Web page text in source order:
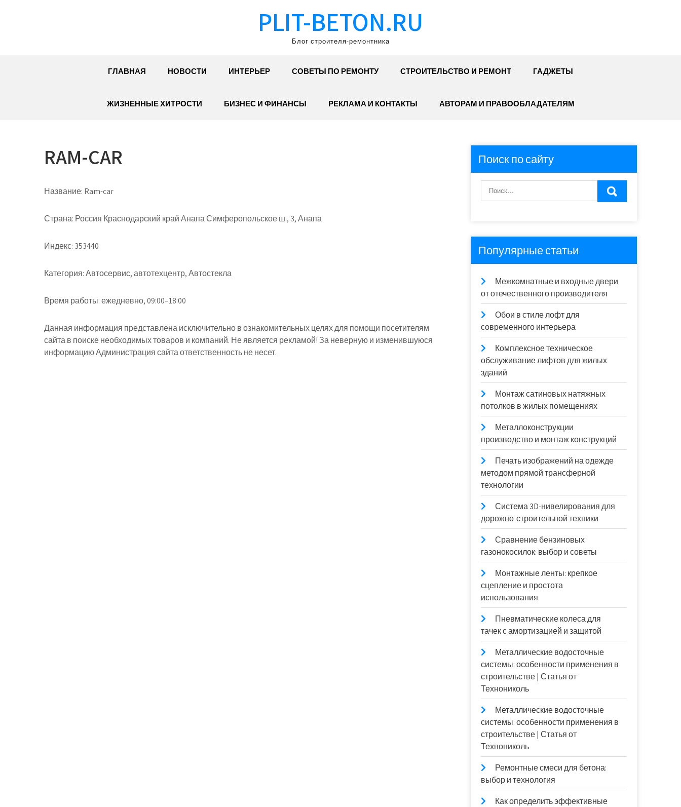
PLIT-BETON.RU
Блог строителя-ремонтника
ГЛАВНАЯ НОВОСТИ ИНТЕРЬЕР СОВЕТЫ ПО РЕМОНТУ СТРОИТЕЛЬСТВО И РЕМОНТ ГАДЖЕТЫ
ЖИЗНЕННЫЕ ХИТРОСТИ БИЗНЕС И ФИНАНСЫ РЕКЛАМА И КОНТАКТЫ АВТОРАМ И ПРАВООБЛАДАТЕЛЯМ
RAM-CAR
Название: Ram-car
Страна: Россия Краснодарский край Анапа Симферопольское ш., 3, Анапа
Индекс: 353440
Категория:Автосервис, автотехцентр, Автостекла
Время работы:ежедневно, 09:00–18:00
Данная информация представлена исключительно в ознакомительных целях для помощи посетителям
сайта в поиске необходимых товаров и компаний. Не является рекламой! За неверную и изменившуюся
информацию Администрация сайта ответственность не несет.
Поиск по сайту
Популярные статьи
Межкомнатные и входные двери
от отечественного производителя
Обои в стиле лофт для
современного интерьера
Комплексное техническое
обслуживание лифтов для жилых
зданий
Монтаж сатиновых натяжных
потолков в жилых помещениях
Металлоконструкции
производство и монтаж конструкций
Печать изображений на одежде
методом прямой трансферной
технологии
Система 3D-нивелирования для
дорожно-строительной техники
Сравнение бензиновых
газонокосилок: выбор и советы
Монтажные ленты: крепкое
сцепление и простота
использования
Пневматические колеса для
тачек с амортизацией и защитой
Металлические водосточные
системы: особенности применения в
строительстве | Статья от
Технониколь
Металлические водосточные
системы: особенности применения в
строительстве | Статья от
Технониколь
Ремонтные смеси для бетона:
выбор и технология
Как определить эффективные